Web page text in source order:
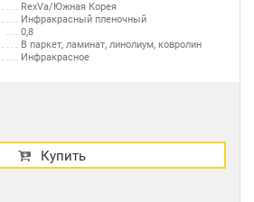
RexVa/Южная Корея
Инфракрасный пленочный
0,8
В паркет, ламинат, линолиум, ковролин
Инфракрасное
Купить